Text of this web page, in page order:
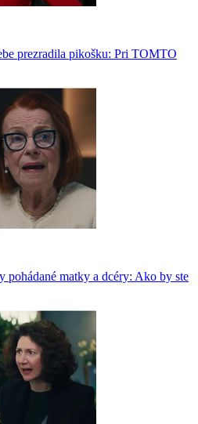
prezradila pikošku: Pri TOMTO
pohádané matky a dcéry: Ako by ste